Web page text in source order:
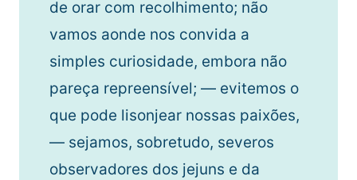
de orar com recolhimento; não
vamos aonde nos convida a
simples curiosidade, embora não
pareça repreensível; — evitemos o
que pode lisonjear nossas paixões,
— sejamos, sobretudo, severos
observadores dos jejuns e da